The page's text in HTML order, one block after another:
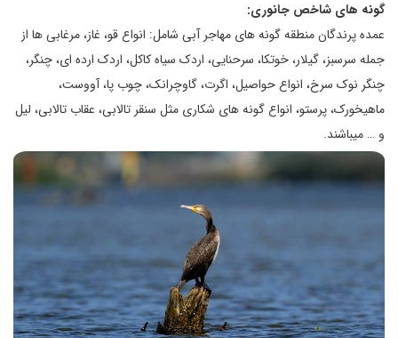
گونه های شاخص جانوری:
عمده پرندگان منطقه گونه های مهاجر آبی شامل: انواع قو، غاز، مرغابی ها از
جمله سرسبز، گیلار، خوتکا، سرحنایی، اردک سیاه کاکل، اردک ارده ای، چنگر،
چنگر نوک سرخ، انواع حواصیل، اگرت، گاوچرانک، چوب پا، آووست،
ماهیخورک، پرستو، انواع گونه های شکاری مثل سنقر تالابی، عقاب تالابی، لیل
و … میباشند.